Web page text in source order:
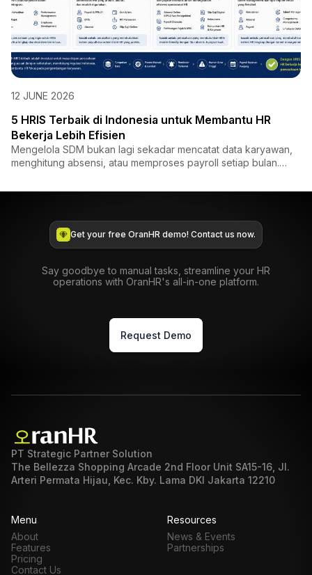
12 JUNE 2026
5 HRIS Terbaik di Indonesia untuk Membantu HR
Bekerja Lebih Efisien
Mengelola SDM bukan lagi sekadar mencatat data karyawan,
menghitung absensi, atau memproses payroll setiap bulan.
Get your free OranHR demo! Contact us now.
Say goodbye to manual tasks, streamline your HR
operations with OranHR's all-in-one platform.
Request Demo
PT Strategic Partner Solution
The Bellezza Shopping Arcade 2nd Floor Unit SA15-16, Jl.
Arteri Permata Hijau, Kec. Kby. Lama DKI Jakarta 12210
Menu
About
Features
Pricing
Contact Us
Resources
News & Events
Partnerships